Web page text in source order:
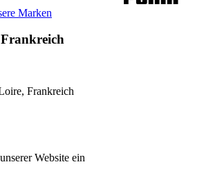
Marken
Frankreich
Website ein